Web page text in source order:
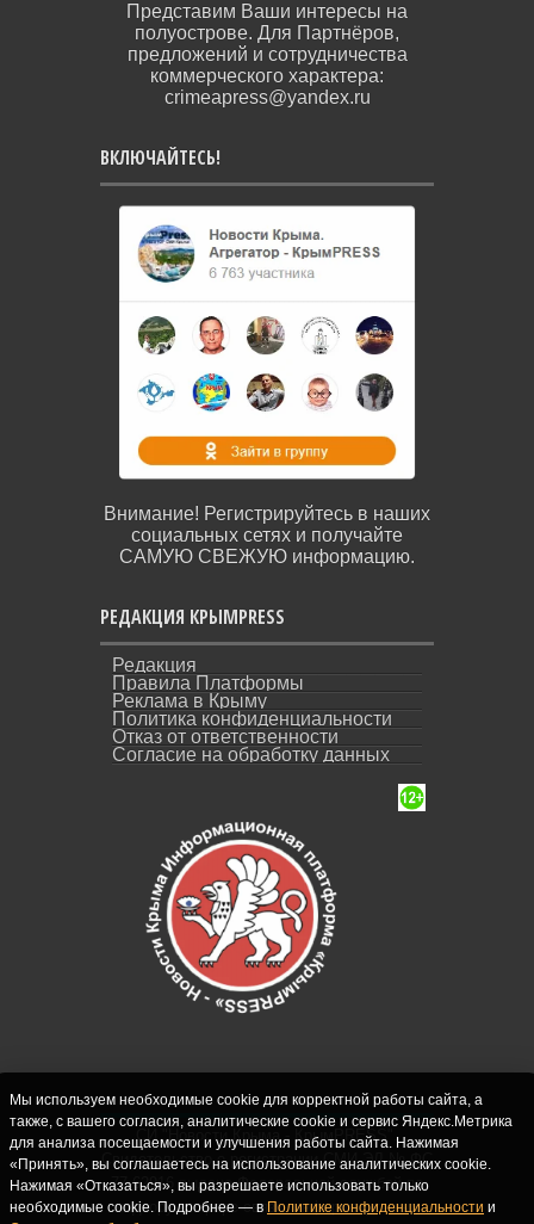
Представим Ваши интересы на
полуострове. Для Партнёров,
предложений и сотрудничества
коммерческого характера:
crimeapress@yandex.ru
ВКЛЮЧАЙТЕСЬ!
Внимание! Регистрируйтесь в наших
социальных сетях и получайте
САМУЮ СВЕЖУЮ информацию.
РЕДАКЦИЯ КРЫМPRESS
Редакция
Правила Платформы
Реклама в Крыму
Политика конфиденциальности
Отказ от ответственности
Согласие на обработку данных
СИ "Новости Крыма - КрымPRESS".
Свидетельство о регистрации СМИ ЭЛ № ФС
77-62916 выдано Федеральной службой по
надзору в сфере связи, информационных
Мы используем необходимые cookie для корректной работы сайта, а
также, с вашего согласия, аналитические cookie и сервис Яндекс.Метрика
для анализа посещаемости и улучшения работы сайта. Нажимая
«Принять», вы соглашаетесь на использование аналитических cookie.
Нажимая «Отказаться», вы разрешаете использовать только
необходимые cookie. Подробнее — в Политике конфиденциальности и